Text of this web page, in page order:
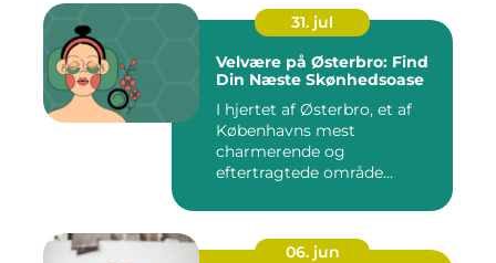
31. jul
Velvære på Østerbro: Find
Din Næste Skønhedsoase
I hjertet af Østerbro, et af
Københavns mest
charmerende og
eftertragtede område...
06. jun